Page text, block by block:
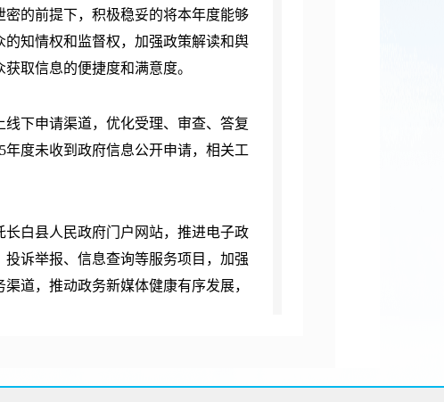
的前提下，积极稳妥的将本年度能够
知情权和监督权，加强政策解读和舆
取信息的便捷度和满意度。
线下申请渠道，优化受理、审查、答复
年度未收到政府信息公开申请，相关工
长白县人民政府门户网站，推进电子政
诉举报、信息查询等服务项目，加强
道，推动政务新媒体健康有序发展，